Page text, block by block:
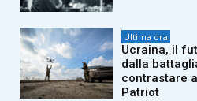
Ultima ora
Ucraina, il
dalla
contrastare
Patriot